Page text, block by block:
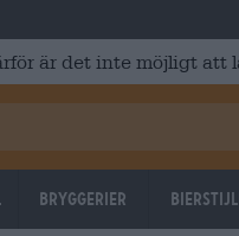
är det inte möjligt att
Bryggerier